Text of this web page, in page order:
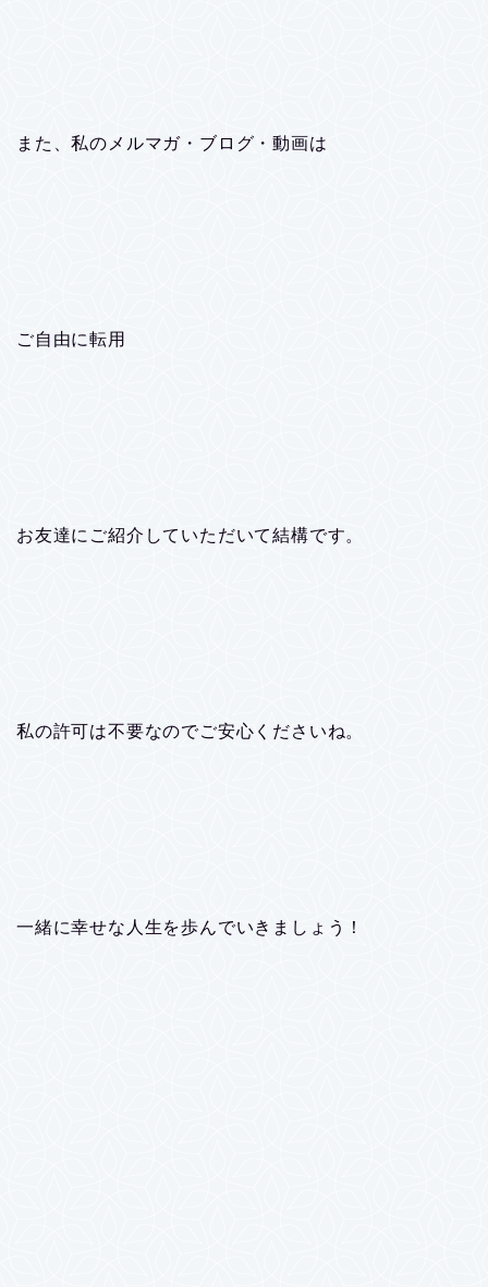
また、私のメルマガ・ブログ・動画は
ご自由に転用
お友達にご紹介していただいて結構です。
私の許可は不要なのでご安心くださいね。
一緒に幸せな人生を歩んでいきましょう！